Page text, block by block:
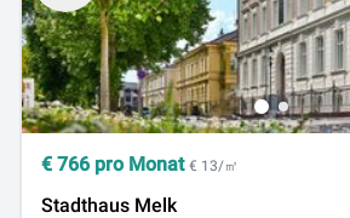
€ 766 pro Monat € 13/㎡
Stadthaus Melk